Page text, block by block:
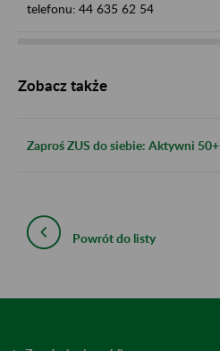
telefonu: 44 635 62 54
Zobacz także
Zaproś ZUS do siebie: Aktywni 50+
Powrót do listy